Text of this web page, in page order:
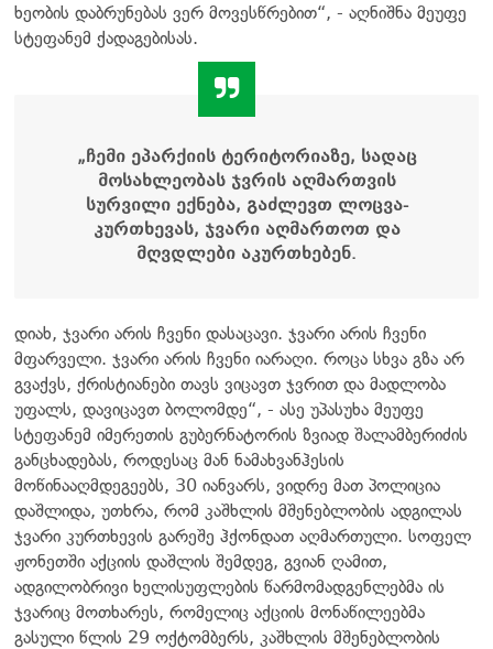
ხეობის დაბრუნებას ვერ მოვესწრებით“, - აღნიშნა მეუფე
სტეფანემ ქადაგებისას.
„ჩემი ეპარქიის ტერიტორიაზე, სადაც
მოსახლეობას ჯვრის აღმართვის
სურვილი ექნება, გაძლევთ ლოცვა-
კურთხევას, ჯვარი აღმართოთ და
მღვდლები აკურთხებენ.
დიახ, ჯვარი არის ჩვენი დასაცავი. ჯვარი არის ჩვენი
მფარველი. ჯვარი არის ჩვენი იარაღი. როცა სხვა გზა არ
გვაქვს, ქრისტიანები თავს ვიცავთ ჯვრით და მადლობა
უფალს, დავიცავთ ბოლომდე“, - ასე უპასუხა მეუფე
სტეფანემ იმერეთის გუბერნატორის ზვიად შალამბერიძის
განცხადებას, როდესაც მან ნამახვანჰესის
მოწინააღმდეგეებს, 30 იანვარს, ვიდრე მათ პოლიცია
დაშლიდა, უთხრა, რომ კაშხლის მშენებლობის ადგილას
ჯვარი კურთხევის გარეშე ჰქონდათ აღმართული. სოფელ
ჟონეთში აქციის დაშლის შემდეგ, გვიან ღამით,
ადგილობრივი ხელისუფლების წარმომადგენლებმა ის
ჯვარიც მოთხარეს, რომელიც აქციის მონაწილეებმა
გასული წლის 29 ოქტომბერს, კაშხლის მშენებლობის